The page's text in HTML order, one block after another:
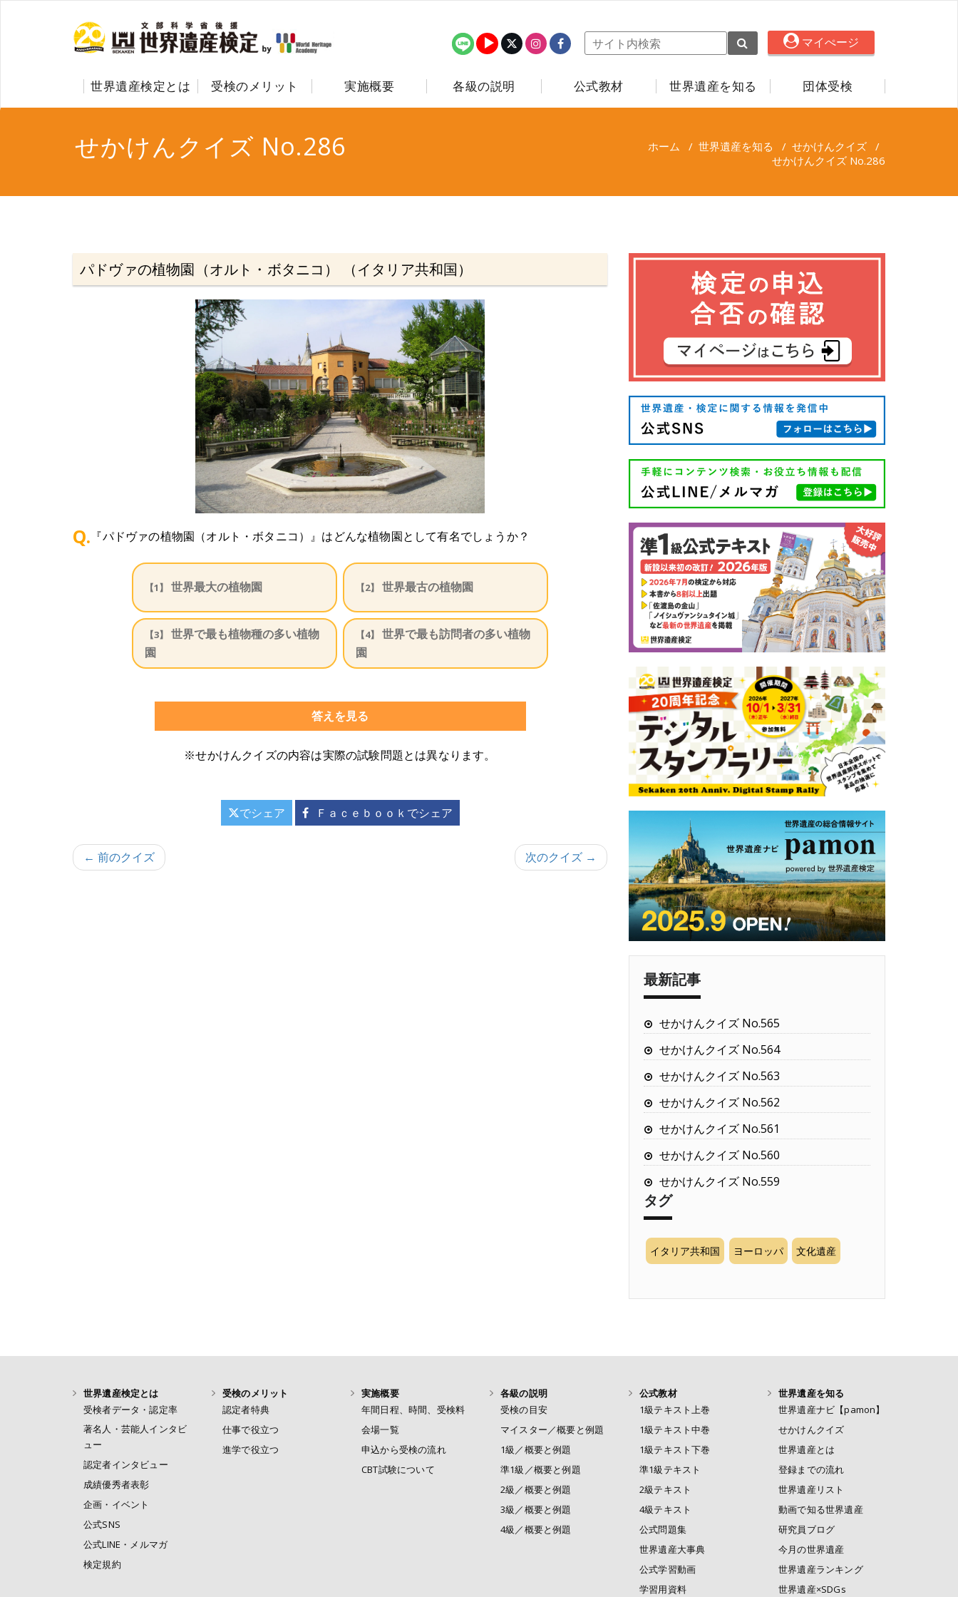
マイぺージ
世界遺産検定とは 受検のメリット 実施概要 各級の説明 公式教材 世界遺産を知る 団体受検
せかけんクイズ No.286 ホーム / 世界遺産を知る / せかけんクイズ /
せかけんクイズ No.286
パドヴァの植物園（オルト・ボタニコ） （イタリア共和国）
Q. 『パドヴァの植物園（オルト・ボタニコ）』はどんな植物園として有名でしょうか？
【1】 世界最大の植物園 【2】 世界最古の植物園
【3】
世界で最も植物種の多い植物
園
【4】
世界で最も訪問者の多い植物
園
答えを見る
※せかけんクイズの内容は実際の試験問題とは異なります。
でシェア Ｆａｃｅｂｏｏｋでシェア
投← 前のクイズ 次のクイズ →
最新記事
せかけんクイズ No.565
せかけんクイズ No.564
せかけんクイズ No.563
せかけんクイズ No.562
せかけんクイズ No.561
せかけんクイズ No.560
せかけんクイズ No.559
タグ
イタリア共和国 ヨーロッパ 文化遺産
世界遺産検定とは
受検者データ・認定率
著名人・芸能人インタビ
ュー
認定者インタビュー
成績優秀者表彰
企画・イベント
公式SNS
公式LINE・メルマガ
検定規約
受検のメリット
認定者特典
仕事で役立つ
進学で役立つ
実施概要
年間日程、時間、受検料
会場一覧
申込から受検の流れ
CBT試験について
各級の説明
受検の目安
マイスター／概要と例題
1級／概要と例題
準1級／概要と例題
2級／概要と例題
3級／概要と例題
4級／概要と例題
公式教材
1級テキスト上巻
1級テキスト中巻
1級テキスト下巻
準1級テキスト
2級テキスト
4級テキスト
公式問題集
世界遺産大事典
公式学習動画
学習用資料
世界遺産を知る
世界遺産ナビ【pamon】
せかけんクイズ
世界遺産とは
登録までの流れ
世界遺産リスト
動画で知る世界遺産
研究員ブログ
今月の世界遺産
世界遺産ランキング
世界遺産×SDGs